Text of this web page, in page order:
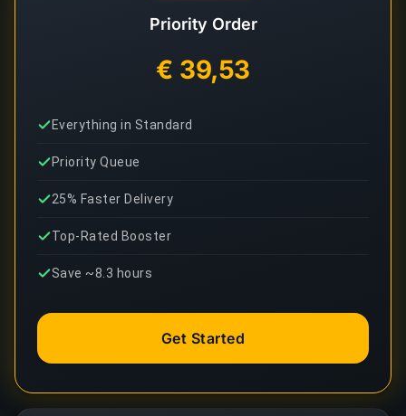
Priority Order
€ 39,53
Everything in Standard
Priority Queue
25% Faster Delivery
Top-Rated Booster
Save ~8.3 hours
Get Started